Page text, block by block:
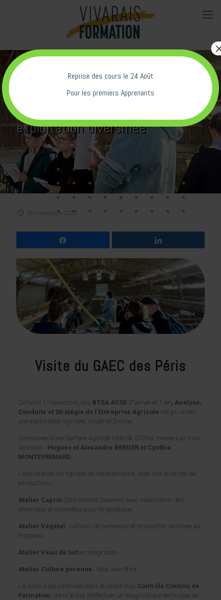
Visite du GAEC des Péris, une
exploitation diversifiée
25 novembre 2025
Visite du GAEC des Péris
Ce lundi 17 novembre, nos BTSA ACSE 2°année et 1 an, Analyse,
Conduite et Stratégie de l’Entreprise Agricole ont pu visiter
une exploitation agricole, située en Drôme.
Composée d’une Surface Agricole Utile de 210 ha, menée par trois
associés : Hugues et Alexandre BERGER et Cynthia
MONTEYREMARD
L’exploitation est typique de notre territoire, avec une diversité de
productions :
Atelier Caprin (235 chèvres Saanen) avec valorisation des
chevreaux et chevrettes pour la génétique
Atelier Végétal
: cultures de semences et production destinée au
troupeau
Atelier Veau de laiten intégration
Atelier Culture pérenne : Noix avec 8 ha
La visite a été valorisée dans le cadre d’un Contrôle Continu de
Formation , dans le but d’effectuer un diagnostique technique de
Reprise des cours le 24 Août
Pour les premiers Apprenants